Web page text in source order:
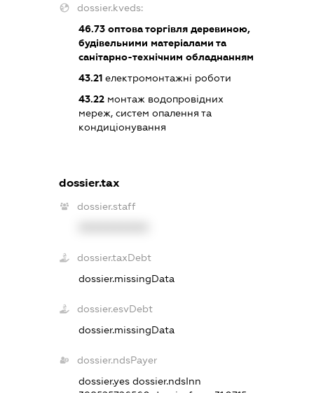
dossier.kveds:
46.73оптова торгівля деревиною,
будівельними матеріалами та
санітарно-технічним обладнанням
43.21електромонтажні роботи
43.22монтаж водопровідних
мереж, систем опалення та
кондиціонування
dossier.tax
dossier.staff
dossier.taxDebt
dossier.missingData
dossier.esvDebt
dossier.missingData
dossier.ndsPayer
dossier.yes dossier.ndsInn